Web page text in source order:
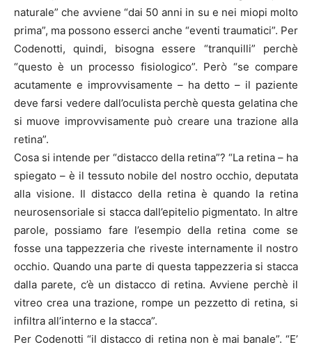
naturale” che avviene “dai 50 anni in su e nei miopi molto
prima”, ma possono esserci anche “eventi traumatici”. Per
Codenotti, quindi, bisogna essere “tranquilli” perchè
“questo è un processo fisiologico”. Però “se compare
acutamente e improvvisamente – ha detto – il paziente
deve farsi vedere dall’oculista perchè questa gelatina che
si muove improvvisamente può creare una trazione alla
retina”.
Cosa si intende per “distacco della retina”? “La retina – ha
spiegato – è il tessuto nobile del nostro occhio, deputata
alla visione. Il distacco della retina è quando la retina
neurosensoriale si stacca dall’epitelio pigmentato. In altre
parole, possiamo fare l’esempio della retina come se
fosse una tappezzeria che riveste internamente il nostro
occhio. Quando una parte di questa tappezzeria si stacca
dalla parete, c’è un distacco di retina. Avviene perchè il
vitreo crea una trazione, rompe un pezzetto di retina, si
infiltra all’interno e la stacca”.
Per Codenotti “il distacco di retina non è mai banale”. “E’